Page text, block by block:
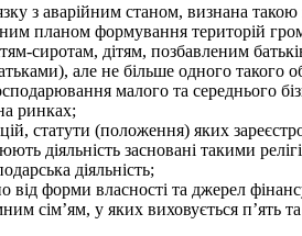
з аварійним станом, визнана такою
планом формування територій
сиротам, дітям, позбавленим
але не більше одного такого
малого та середнього
ринках;
статути (положення) яких
діяльність засновані такими
діяльність;
від форми власності та джерел
сім’ям, у яких виховується п’ять